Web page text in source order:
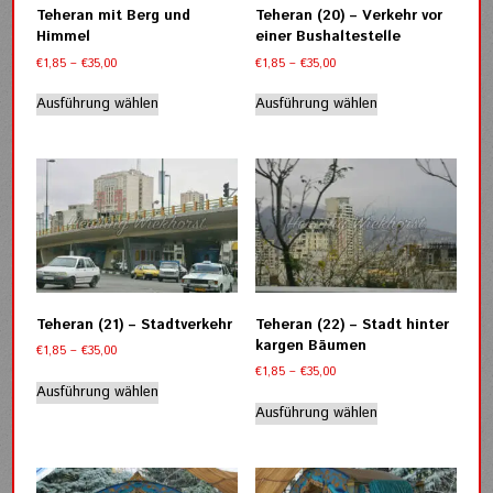
Produktseite
Produktseite
gewählt
Teheran mit Berg und
Himmel
€1,85 –€35,00Preisspanne:
bis
€35,00
Ausführung wählen
Dieses
Produkt
mehrere
Varianten
auf.
Die
Optionen
können
auf
Produktseite
Teheran (20) – Verkehr vor
einer Bushaltestelle
€1,85 – €35,00Preisspanne:
bis
€35,00
Ausführung wählen
Dieses
Produkt
mehrere
Varianten
Die
Optionen
können
auf
Produktseite
Teheran (21) – Stadtverkehr
€1,85 –€35,00Preisspanne:
bis
€35,00
Ausführung wählen
Varianten
auf.
Teheran (22) – Stadt hinter
kargen Bäumen
€1,85 – €35,00Preisspanne:
bis
€35,00
Ausführung wählenProdukt
mehrere
Varianten